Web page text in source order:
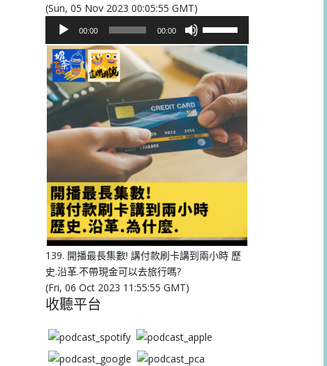
(Sun, 05 Nov 2023 00:05:55 GMT)
播
放
器
00:00 00:00
向
上/
向
下
鍵
以
提
或
降
低
量。
139. 開播最長集數! 講付款刷卡講到兩小時 歷
史.沿革.不帶現金可以去旅行嗎?
(Fri, 06 Oct 2023 11:55:55 GMT)
收聽平台